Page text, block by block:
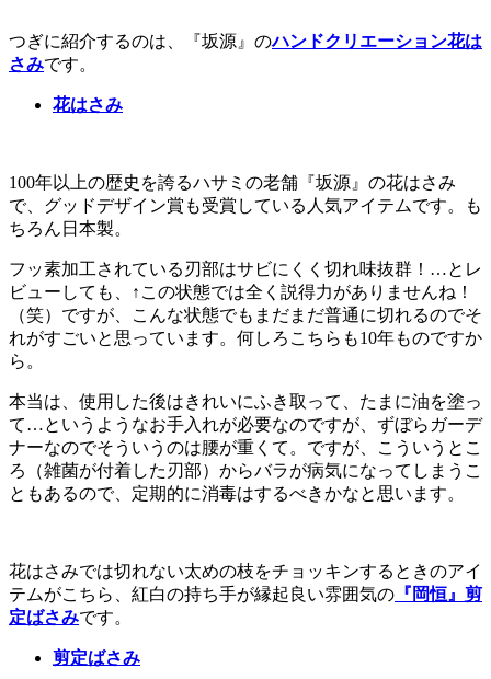
つぎに紹介するのは、『坂源』のハンドクリエーション花は
さみです。
花はさみ
100年以上の歴史を誇るハサミの老舗『坂源』の花はさみ
で、グッドデザイン賞も受賞している人気アイテムです。も
ちろん日本製。
フッ素加工されている刃部はサビにくく切れ味抜群！…とレ
ビューしても、↑この状態では全く説得力がありませんね！
（笑）ですが、こんな状態でもまだまだ普通に切れるのでそ
れがすごいと思っています。何しろこちらも10年ものですか
ら。
本当は、使用した後はきれいにふき取って、たまに油を塗っ
て…というようなお手入れが必要なのですが、ずぼらガーデ
ナーなのでそういうのは腰が重くて。ですが、こういうとこ
ろ（雑菌が付着した刃部）からバラが病気になってしまうこ
ともあるので、定期的に消毒はするべきかなと思います。
花はさみでは切れない太めの枝をチョッキンするときのアイ
テムがこちら、紅白の持ち手が縁起良い雰囲気の 『岡恒』剪
定ばさみです。
剪定ばさみ